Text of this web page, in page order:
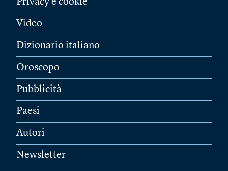
Privacy e cookie
Video
Dizionario italiano
Oroscopo
Pubblicità
Paesi
Autori
Newsletter